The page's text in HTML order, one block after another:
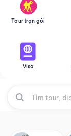
Tour trọn gói
Visa